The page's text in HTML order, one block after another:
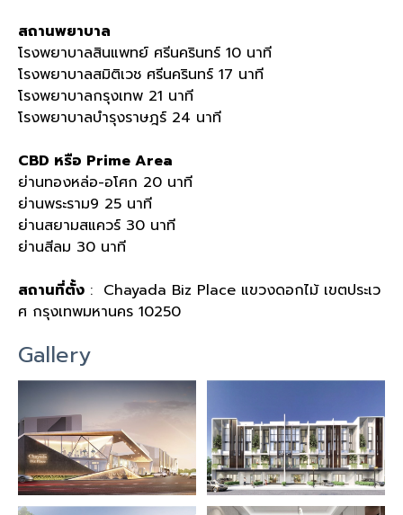
สถานพยาบาล
โรงพยาบาลสินแพทย์ ศรีนครินทร์ 10 นาที
โรงพยาบาลสมิติเวช ศรีนครินทร์ 17 นาที
โรงพยาบาลกรุงเทพ 21 นาที
โรงพยาบาลบำรุงราษฎร์ 24 นาที
CBD หรือ Prime Area
ย่านทองหล่อ-อโศก 20 นาที
ย่านพระราม9 25 นาที
ย่านสยามสแควร์ 30 นาที
ย่านสีลม 30 นาที
สถานที่ตั้ง : Chayada Biz Place แขวงดอกไม้ เขตประเว
ศ กรุงเทพมหานคร 10250
Gallery